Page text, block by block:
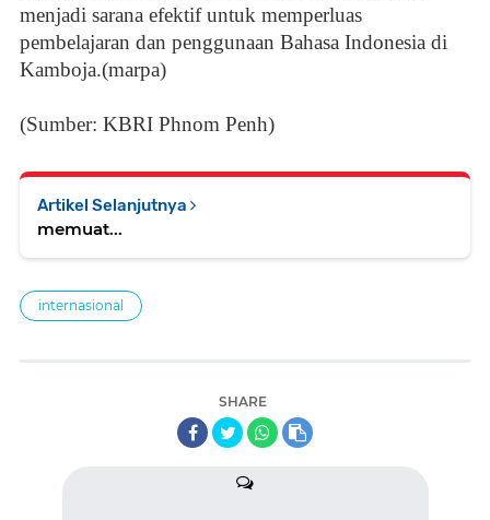
menjadi sarana efektif untuk memperluas
pembelajaran dan penggunaan Bahasa Indonesia di
Kamboja.(marpa)
(Sumber: KBRI Phnom Penh)​
Artikel Selanjutnya
memuat...
internasional
SHARE